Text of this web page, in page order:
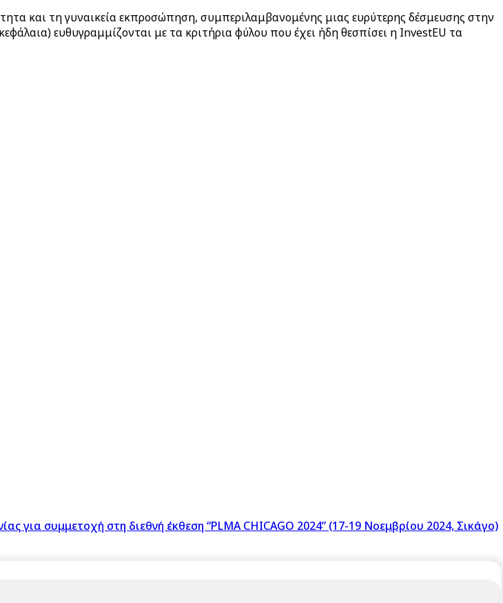
και τη γυναικεία εκπροσώπηση, συμπεριλαμβανομένης μιας ευρύτερης δέσμευσης στην
ευθυγραμμίζονται με τα κριτήρια φύλου που έχει ήδη θεσπίσει η InvestEU τα
για συμμετοχή στη διεθνή έκθεση “PLMA CHICAGO 2024” (17-19 Νοεμβρίου 2024, Σικάγο)